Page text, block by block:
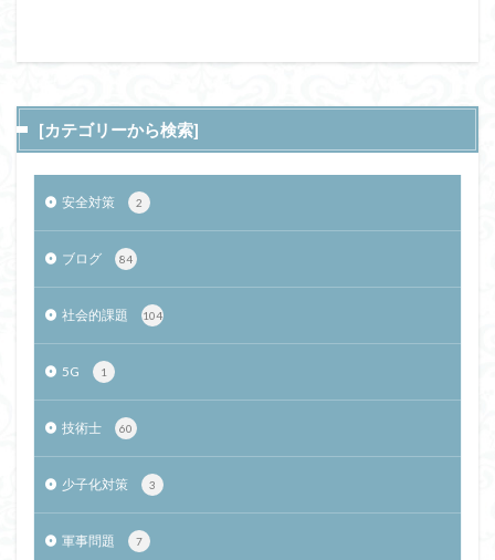
[カテゴリーから検索]
安全対策 2
ブログ 84
社会的課題 104
5G 1
技術士 60
少子化対策 3
軍事問題 7